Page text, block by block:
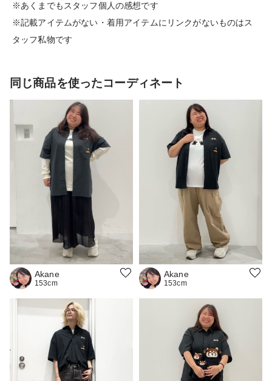
※あくまでもスタッフ個人の感想です
※記載アイテムがない・着用アイテムにリンクがないものはス
タッフ私物です
同じ商品を使ったコーディネート
Akane
153cm
Akane
153cm